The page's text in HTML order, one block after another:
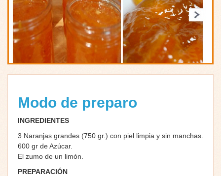
Modo de preparo
INGREDIENTES
3 Naranjas grandes (750 gr.) con piel limpia y sin manchas.
600 gr de Azúcar.
El zumo de un limón.
PREPARACIÓN